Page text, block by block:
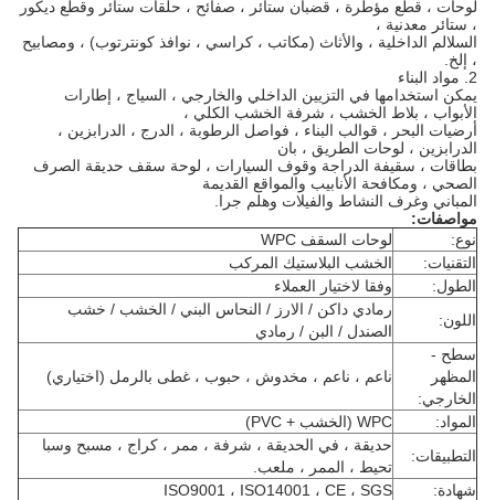
لوحات ، قطع مؤطرة ، قضبان ستائر ، صفائح ، حلقات ستائر وقطع ديكور
، ستائر معدنية ،
السلالم الداخلية ، والأثاث (مكاتب ، كراسي ، نوافذ كونترتوب) ، ومصابيح
، إلخ.
يمكن استخدامها في التزيين الداخلي والخارجي ، السياج ، إطارات
الأبواب ، بلاط الخشب ، شرفة الخشب الكلي ،
أرضيات البحر ، قوالب البناء ، فواصل الرطوبة ، الدرج ، الدرابزين ،
الدرابزين ، لوحات الطريق ، بان
بطاقات ، سقيفة الدراجة وقوف السيارات ، لوحة سقف حديقة الصرف
الصحي ، ومكافحة الأنابيب والمواقع القديمة
المباني وغرف النشاط والفيلات وهلم جرا.
مواصفات:
نوع:
لوحات السقف WPC
التقنيات:
الخشب البلاستيك المركب
الطول:
وفقا لاختيار العملاء
اللون:
رمادي داكن / الارز / النحاس البني / الخشب / خشب
الصندل / البن / رمادي
سطح -
المظهر
الخارجي:
ناعم ، ناعم ، مخدوش ، حبوب ، غطى بالرمل (اختياري)
المواد:
WPC (الخشب + PVC)
التطبيقات:
حديقة ، في الحديقة ، شرفة ، ممر ، كراج ، مسبح وسبا
تحيط ، الممر ، ملعب.
شهادة:
ISO9001 ، ISO14001 ، CE ، SGS